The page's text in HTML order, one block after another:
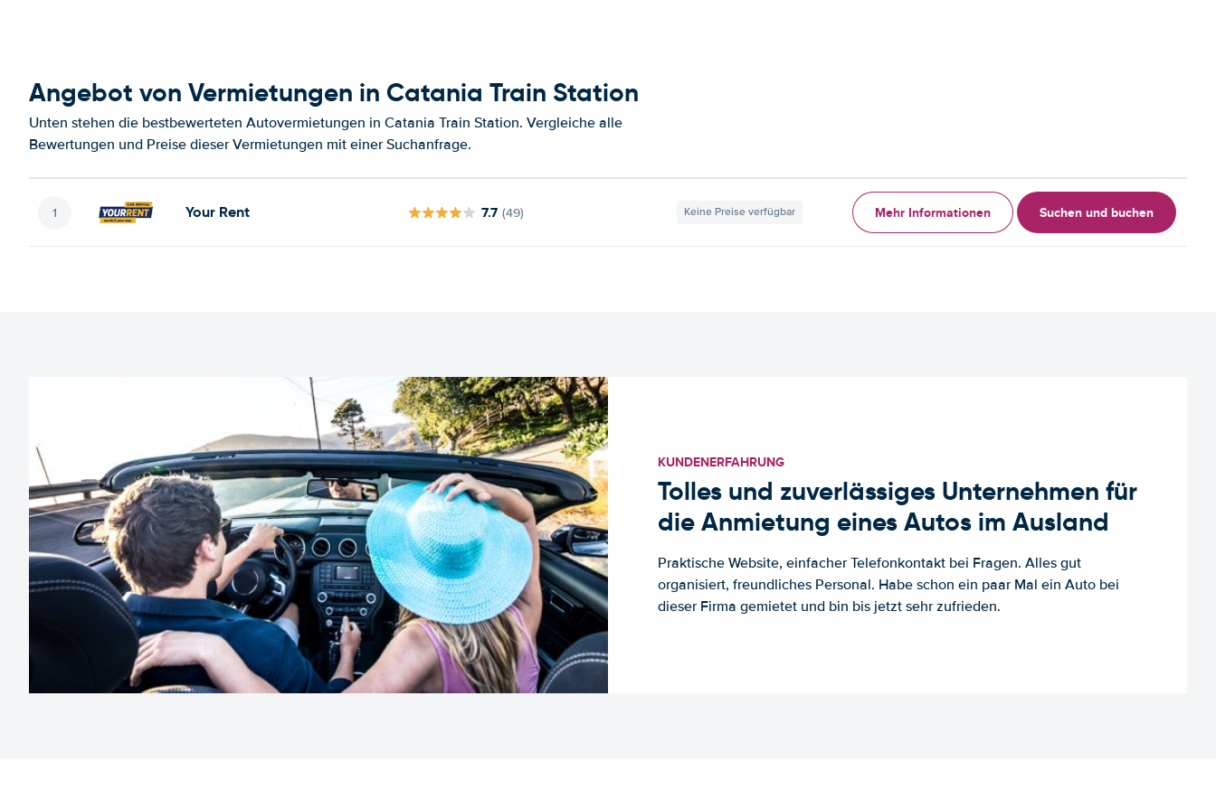
Angebot von Vermietungen in Catania Train Station
Unten stehen die bestbewerteten Autovermietungen in Catania Train Station. Vergleiche alle
Bewertungen und Preise dieser Vermietungen mit einer Suchanfrage.
Your Rent 7.7 (49) Keine Preise verfügbar Mehr Informationen Suchen und buchen
KUNDENERFAHRUNG
Tolles und zuverlässiges Unternehmen für
die Anmietung eines Autos im Ausland
Praktische Website, einfacher Telefonkontakt bei Fragen. Alles gut
organisiert, freundliches Personal. Habe schon ein paar Mal ein Auto bei
dieser Firma gemietet und bin bis jetzt sehr zufrieden.